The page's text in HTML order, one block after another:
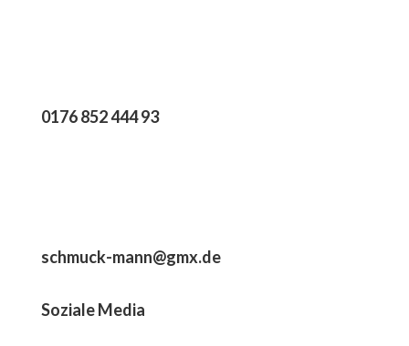
0176 852 444 93
schmuck-mann@gmx.de
Soziale Media